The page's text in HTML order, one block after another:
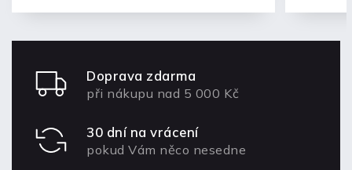
Doprava zdarma
při nákupu nad 5 000 Kč
30 dní na vrácení
pokud Vám něco nesedne